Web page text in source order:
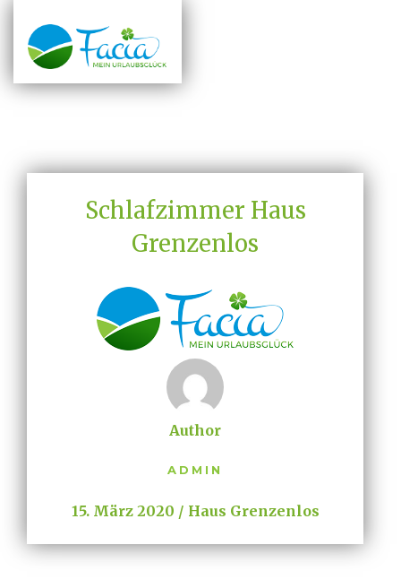
Schlafzimmer Haus
Grenzenlos
Author
ADMIN
15. März 2020 Haus Grenzenlos